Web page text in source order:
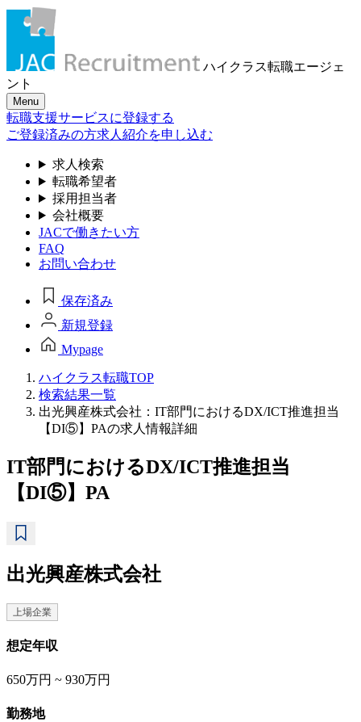
ハイクラス転職エージェ
ント
Menu
転職支援サービスに登録する
ご登録済みの方求人紹介を申し込む
求人検索
転職希望者
採用担当者
会社概要
JACで働きたい方
FAQ
お問い合わせ
保存済み
新規登録
Mypage
ハイクラス転職TOP
検索結果一覧
出光興産株式会社：IT部門におけるDX/ICT推進担当
【DI⑤】PAの求人情報詳細
IT部門におけるDX/ICT推進担当
【DI⑤】PA
出光興産株式会社
上場企業
想定年収
650万円 ~ 930万円
勤務地